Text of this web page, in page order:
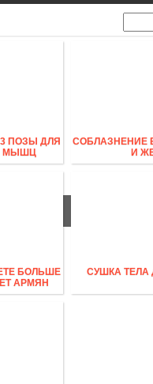
ПОЗЫ ДЛЯ
МЫШЦ
СОБЛАЗНЕНИЕ
И
БОЛЬШЕ
АРМЯН
СУШКА ТЕЛА